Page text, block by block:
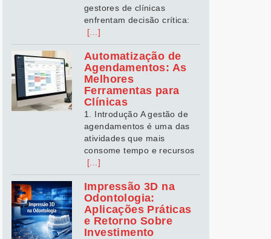
gestores de clínicas
enfrentam decisão crítica:
[...]
Automatização de
Agendamentos: As
Melhores
Ferramentas para
Clínicas
1. Introdução A gestão de
agendamentos é uma das
atividades que mais
consome tempo e recursos
[...]
Impressão 3D na
Odontologia:
Aplicações Práticas
e Retorno Sobre
Investimento